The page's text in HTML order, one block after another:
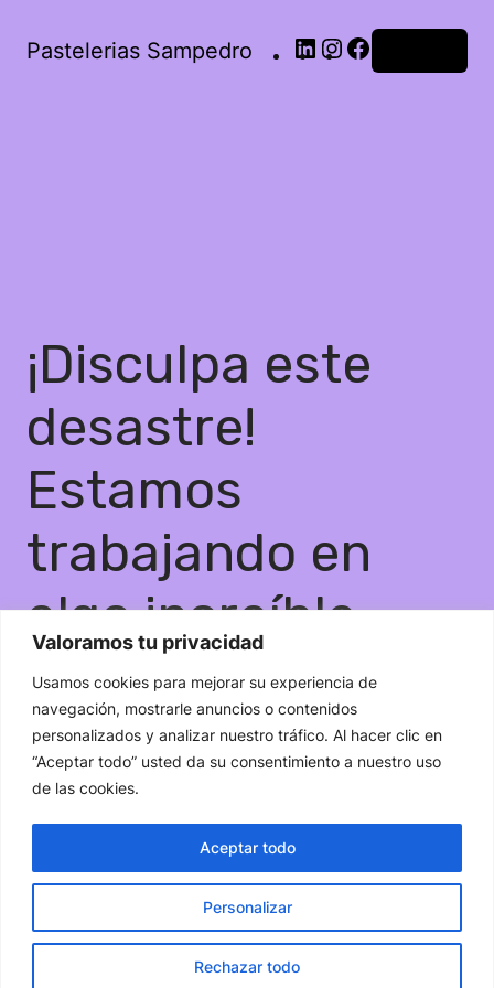
Valoramos tu privacidad
Usamos cookies para mejorar su experiencia de
navegación, mostrarle anuncios o contenidos
personalizados y analizar nuestro tráfico. Al hacer clic en
“Aceptar todo” usted da su consentimiento a nuestro uso
de las cookies.
Personalizar
Rechazar todo
Aceptar todo
Pastelerias Sampedro
¡Disculpa este
desastre!
Estamos
trabajando en
algo increíble,
¡vuelve pronto!